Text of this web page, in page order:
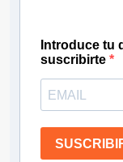
Introduce tu
suscribirte